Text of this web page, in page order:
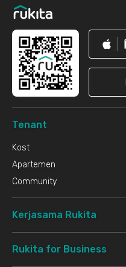
Tenant
Kost
Apartemen
Community
Kerjasama Rukita
Rukita for Business